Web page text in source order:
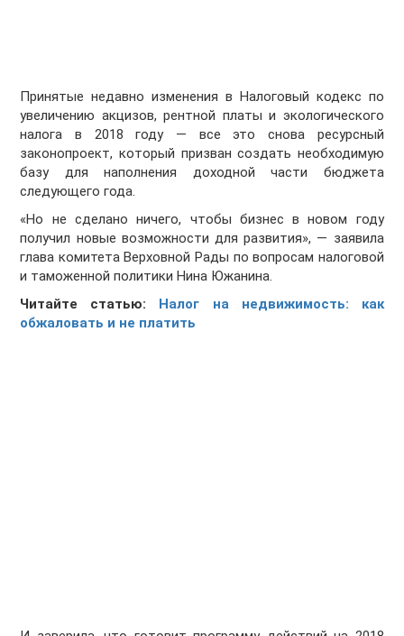
Принятые недавно изменения в Налоговый кодекс по
увеличению акцизов, рентной платы и экологического
налога в 2018 году — все это снова ресурсный
законопроект, который призван создать необходимую
базу для наполнения доходной части бюджета
следующего года.
«Но не сделано ничего, чтобы бизнес в новом году
получил новые возможности для развития», — заявила
глава комитета Верховной Рады по вопросам налоговой
и таможенной политики Нина Южанина.
Читайте статью: Налог на недвижимость: как
обжаловать и не платить